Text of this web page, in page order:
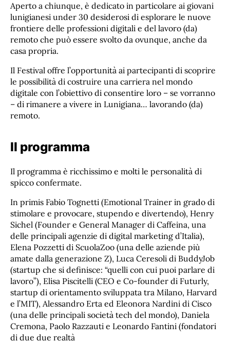
Aperto a chiunque, è dedicato in particolare ai giovani
lunigianesi under 30 desiderosi di esplorare le nuove
frontiere delle professioni digitali e del lavoro (da)
remoto che può essere svolto da ovunque, anche da
casa propria.
Il Festival offre l’opportunità ai partecipanti di scoprire
le possibilità di costruire una carriera nel mondo
digitale con l’obiettivo di consentire loro – se vorranno
– di rimanere a vivere in Lunigiana… lavorando (da)
remoto.
Il programma
Il programma è ricchissimo e molti le personalità di
spicco confermate.
In primis Fabio Tognetti (Emotional Trainer in grado di
stimolare e provocare, stupendo e divertendo), Henry
Sichel (Founder e General Manager di Caffeina, una
delle principali agenzie di digital marketing d’Italia),
Elena Pozzetti di ScuolaZoo (una delle aziende più
amate dalla generazione Z), Luca Ceresoli di BuddyJob
(startup che si definisce: “quelli con cui puoi parlare di
lavoro”), Elisa Piscitelli (CEO e Co-founder di Futurly,
startup di orientamento sviluppata tra Milano, Harvard
e l’MIT), Alessandro Erta ed Eleonora Nardini di Cisco
(una delle principali società tech del mondo), Daniela
Cremona, Paolo Razzauti e Leonardo Fantini (fondatori
di due due realtà